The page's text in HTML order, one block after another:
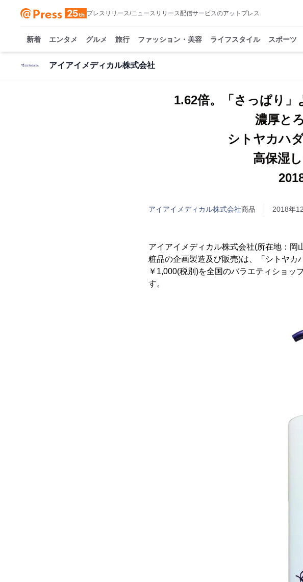
プレスリリース/ニュースリリース配信サービスのアットプレス
新着 エンタメ グルメ 旅行 ファッション・美容 ライフスタイル スポーツ
アイアイメディカル株式会社
1.62倍。「さっぱり」
濃厚と
シトヤカハ
高保湿
アイアイメディカル株式会社商品 2018年
アイアイメディカル株式会社(所在地：
粧品の企画製造及び販売)は、「シトヤカ
￥1,000(税別)を全国のバラエティショッ
す。